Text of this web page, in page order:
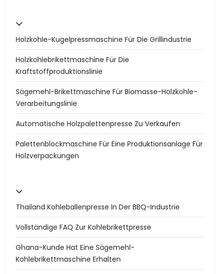
Holzkohle-Kugelpressmaschine Für Die Grillindustrie
Holzkohlebrikettmaschine Für Die
Kraftstoffproduktionslinie
Sägemehl-Brikettmaschine Für Biomasse-Holzkohle-
Verarbeitungslinie
Automatische Holzpalettenpresse Zu Verkaufen
Palettenblockmaschine Für Eine Produktionsanlage Für
Holzverpackungen
Thailand Kohleballenpresse In Der BBQ-Industrie
Vollständige FAQ Zur Kohlebrikettpresse
Ghana-Kunde Hat Eine Sägemehl-
Kohlebrikettmaschine Erhalten